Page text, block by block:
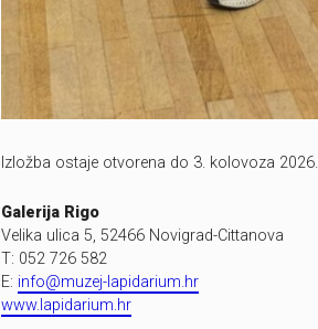
Izložba ostaje otvorena do 3. kolovoza 2026.
Galerija Rigo
Velika ulica 5, 52466 Novigrad-Cittanova
T: 052 726 582
E: info@muzej-lapidarium.hr
www.lapidarium.hr